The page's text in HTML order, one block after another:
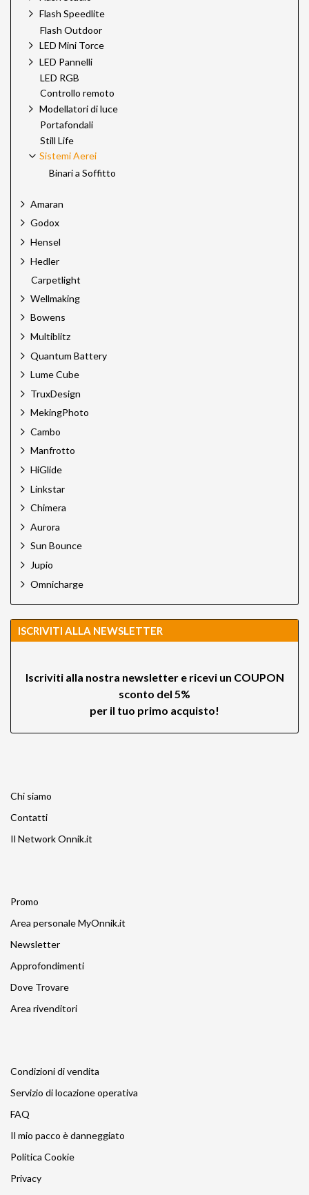
Flash Speedlite
Flash Outdoor
LED Mini Torce
LED Pannelli
LED RGB
Controllo remoto
Modellatori di luce
Portafondali
Still Life
Sistemi Aerei
Binari a Soffitto
Amaran
Godox
Hensel
Hedler
Carpetlight
Wellmaking
Bowens
Multiblitz
Quantum Battery
Lume Cube
TruxDesign
MekingPhoto
Cambo
Manfrotto
HiGlide
Linkstar
Chimera
Aurora
Sun Bounce
Jupio
Omnicharge
ISCRIVITI ALLA NEWSLETTER
Iscriviti alla nostra newsletter e ricevi un COUPON
sconto del 5%
per il tuo primo acquisto!
Chi siamo
Contatti
Il Network Onnik.it
Promo
Area personale MyOnnik.it
Newsletter
Approfondimenti
Dove Trovare
Area rivenditori
Condizioni di vendita
Servizio di locazione operativa
FAQ
Il mio pacco è danneggiato
Politica Cookie
Privacy